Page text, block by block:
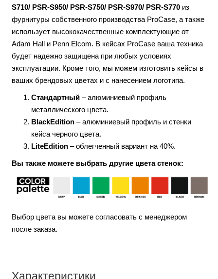
S710/ PSR-S950/ PSR-S750/ PSR-S970/ PSR-S770 из
фурнитуры собственного производства ProCase, а также
использует высококачественные комплектующие от
Adam Hall и Penn Elcom. В кейсах ProCase ваша техника
будет надежно защищена при любых условиях
эксплуатации. Кроме того, мы можем изготовить кейсы в
ваших брендовых цветах и с нанесением логотипа.
Стандартный – алюминиевый профиль
металлического цвета.
BlackEdition – алюминиевый профиль и стенки
кейса черного цвета.
LiteEdition – облегченный вариант на 40%.
Вы также можете выбрать другие цвета стенок:
Выбор цвета вы можете согласовать с менеджером
после заказа.
Характеристики